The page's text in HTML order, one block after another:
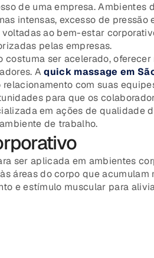
de uma empresa.
intensas, excesso de
ao bem-estar
pelas empresas.
ser acelerado,
Aquick massage em
com suas
para que os
em ações de qualidade
de trabalho.
ser aplicada em ambientes
áreas do corpo que
e estímulo muscular para